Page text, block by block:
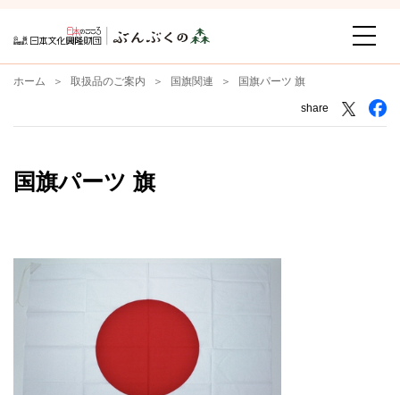
ホーム 取扱品のご案内 国旗関連 国旗パーツ 旗
share
国旗パーツ 旗